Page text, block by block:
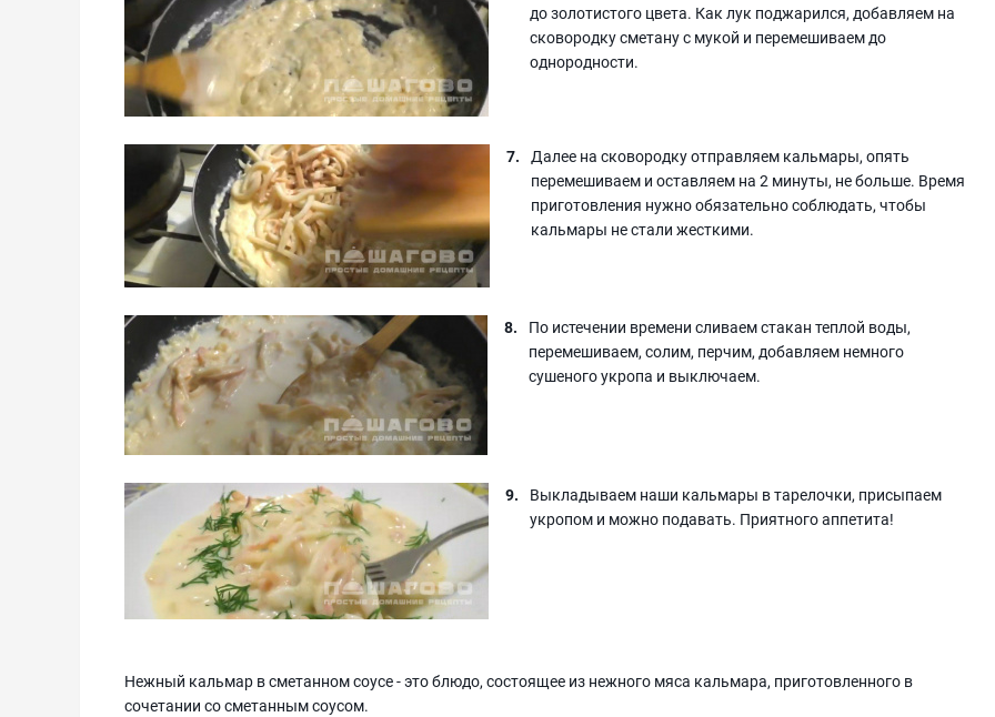
до золотистого цвета. Как лук поджарился, добавляем на
сковородку сметану с мукой и перемешиваем до
однородности.
Далее на сковородку отправляем кальмары, опять
перемешиваем и оставляем на 2 минуты, не больше. Время
приготовления нужно обязательно соблюдать, чтобы
кальмары не стали жесткими.
По истечении времени сливаем стакан теплой воды,
перемешиваем, солим, перчим, добавляем немного
сушеного укропа и выключаем.
Выкладываем наши кальмары в тарелочки, присыпаем
укропом и можно подавать. Приятного аппетита!
Нежный кальмар в сметанном соусе - это блюдо, состоящее из нежного мяса кальмара, приготовленного в
сочетании со сметанным соусом.